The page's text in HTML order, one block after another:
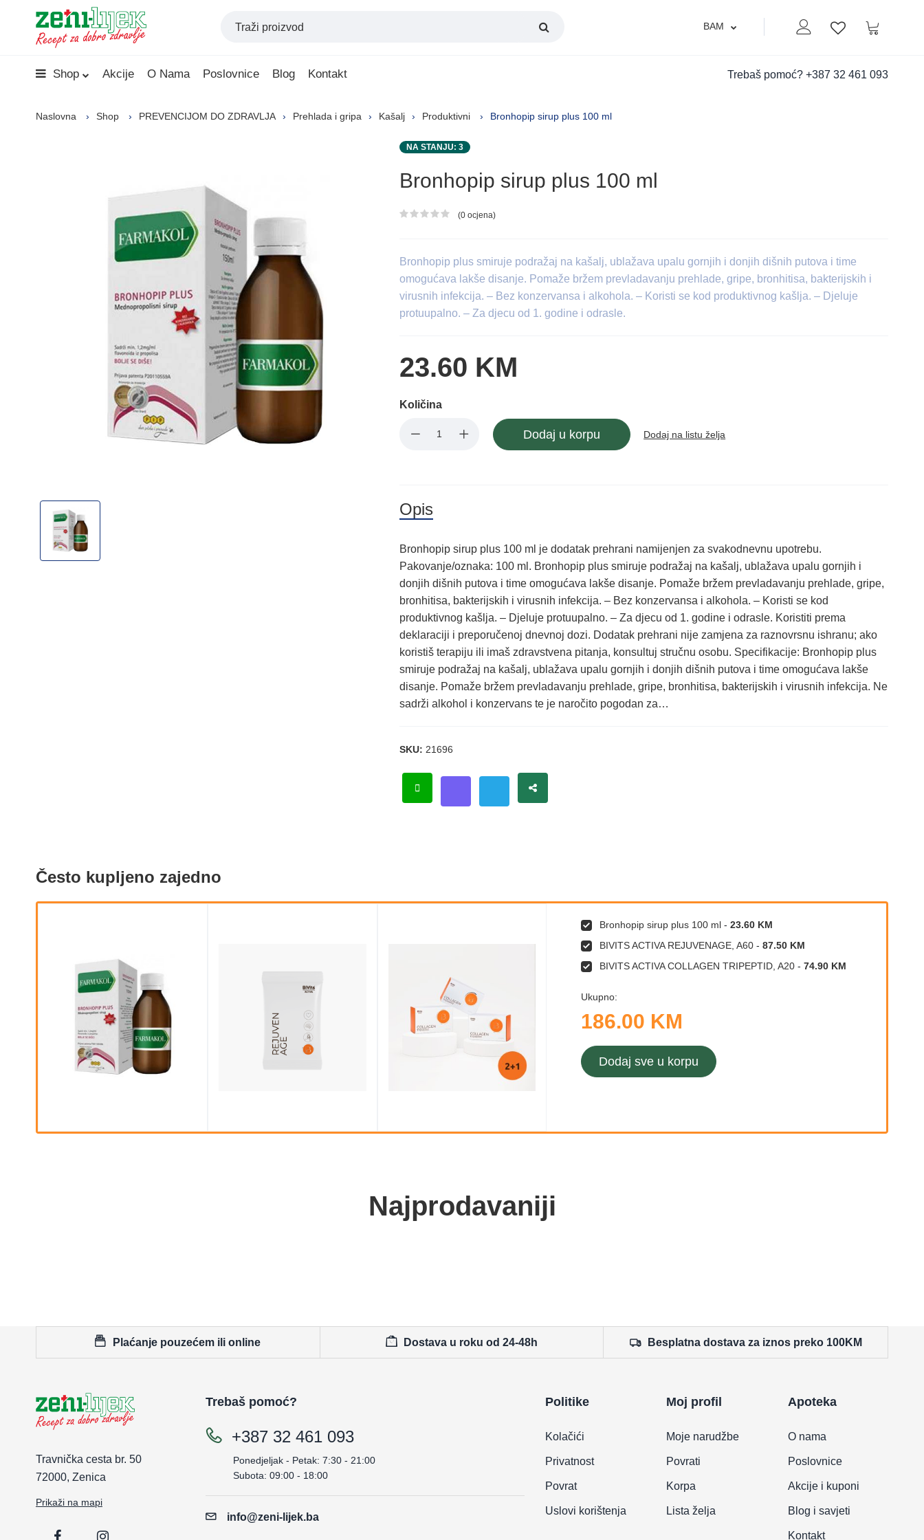
Moj nalogLista zelja
Korpa
BAM
Shop Akcije O Nama Poslovnice Blog Kontakt Trebaš pomoć? +387 32 461 093
Naslovna Shop PREVENCIJOM DO ZDRAVLJA Prehlada i gripa Kašalj Produktivni Bronhopip sirup plus 100 ml
NA STANJU: 3
Bronhopip sirup plus 100 ml
Ocjena proizvoda
(0 ocjena)
Bronhopip plus smiruje podražaj na kašalj, ublažava upalu gornjih i donjih dišnih putova i time
omogućava lakše disanje. Pomaže bržem prevladavanju prehlade, gripe, bronhitisa, bakterijskih i
virusnih infekcija. – Bez konzervansa i alkohola. – Koristi se kod produktivnog kašlja. – Djeluje
protuupalno. – Za djecu od 1. godine i odrasle.
23.60 KM
Količina
Dodaj u korpu Dodaj na listu želja
Opis
Bronhopip sirup plus 100 ml je dodatak prehrani namijenjen za svakodnevnu upotrebu.
Pakovanje/oznaka: 100 ml. Bronhopip plus smiruje podražaj na kašalj, ublažava upalu gornjih i
donjih dišnih putova i time omogućava lakše disanje. Pomaže bržem prevladavanju prehlade, gripe,
bronhitisa, bakterijskih i virusnih infekcija. – Bez konzervansa i alkohola. – Koristi se kod
produktivnog kašlja. – Djeluje protuupalno. – Za djecu od 1. godine i odrasle. Koristiti prema
deklaraciji i preporučenoj dnevnoj dozi. Dodatak prehrani nije zamjena za raznovrsnu ishranu; ako
koristiš terapiju ili imaš zdravstvena pitanja, konsultuj stručnu osobu. Specifikacije: Bronhopip plus
smiruje podražaj na kašalj, ublažava upalu gornjih i donjih dišnih putova i time omogućava lakše
disanje. Pomaže bržem prevladavanju prehlade, gripe, bronhitisa, bakterijskih i virusnih infekcija. Ne
sadrži alkohol i konzervans te je naročito pogodan za…
SKU: 21696
Često kupljeno zajedno
Bronhopip sirup plus 100 ml -23.60 KM
BIVITS ACTIVA REJUVENAGE, A60 -87.50 KM
BIVITS ACTIVA COLLAGEN TRIPEPTID, A20 -74.90 KM
Ukupno:
186.00 KM
Dodaj sve u korpu
Najprodavaniji
Plaćanje pouzećem ili online Dostava u roku od 24-48h Besplatna dostava za iznos preko 100KM
Travnička cesta br. 50
72000, Zenica
Prikaži na mapi
Trebaš pomoć?
+387 32 461 093
Ponedjeljak - Petak: 7:30 - 21:00
Subota: 09:00 - 18:00
info@zeni-lijek.ba
Politike
Kolačići
Privatnost
Povrat
Uslovi korištenja
Moj profil
Moje narudžbe
Povrati
Korpa
Lista želja
Apoteka
O nama
Poslovnice
Akcije i kuponi
Blog i savjeti
Kontakt